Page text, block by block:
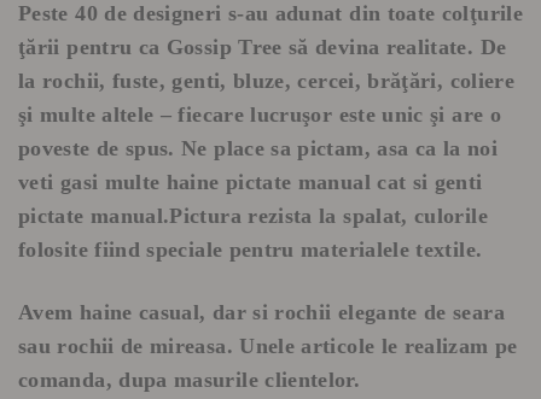
Peste 40 de designeri s-au adunat din toate colţurile
ţării pentru ca Gossip Tree să devina realitate. De
la rochii, fuste, genti, bluze, cercei, brăţări, coliere
şi multe altele – fiecare lucruşor este unic şi are o
poveste de spus. Ne place sa pictam, asa ca la noi
veti gasi multe haine pictate manual cat si genti
pictate manual.Pictura rezista la spalat, culorile
folosite fiind speciale pentru materialele textile.
Avem haine casual, dar si rochii elegante de seara
sau rochii de mireasa. Unele articole le realizam pe
comanda, dupa masurile clientelor.